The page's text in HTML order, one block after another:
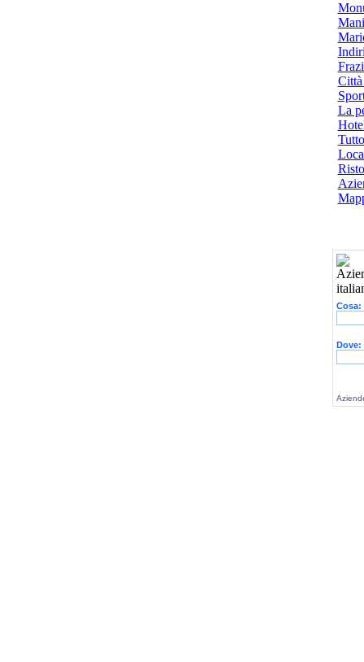
Città
La
Cosa:
Dove: